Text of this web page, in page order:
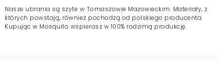
Nasze ubrania są szyte w Tomaszowie Mazowieckim. Materiały, z
których powstają, również pochodzą od polskiego producenta.
Kupując w Mosquito wspierasz w 100% rodzimą produkcję.